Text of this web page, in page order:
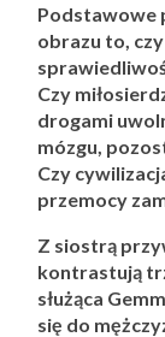
Podstawowe
obrazu to,
Czy
drogami
mózgu,
Czy
przemocy
Z siostrą
kontrastują
służąca
się do